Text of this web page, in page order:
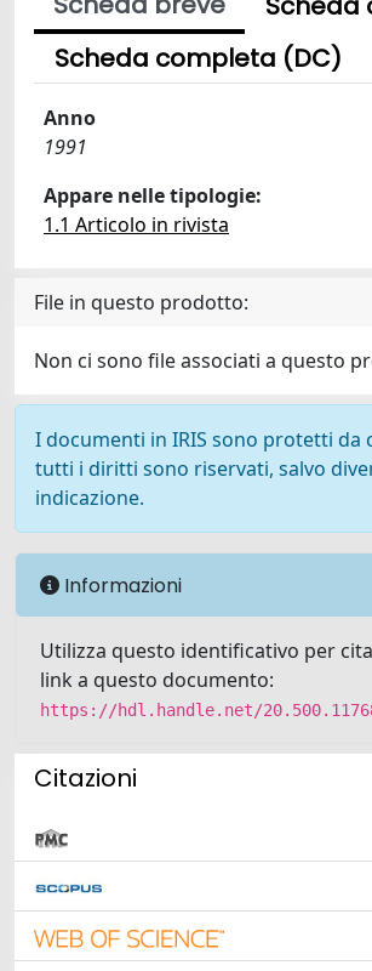
Scheda completa (DC)
Anno
1991
Appare nelle tipologie:
1.1 Articolo in rivista
File in questo prodotto:
Non ci sono file associati a questo
I documenti in IRIS sono protetti da
tutti i diritti sono riservati, salvo
indicazione.
Informazioni
Utilizza questo identificativo per
link a questo documento:
https://hdl.handle.net/
Citazioni